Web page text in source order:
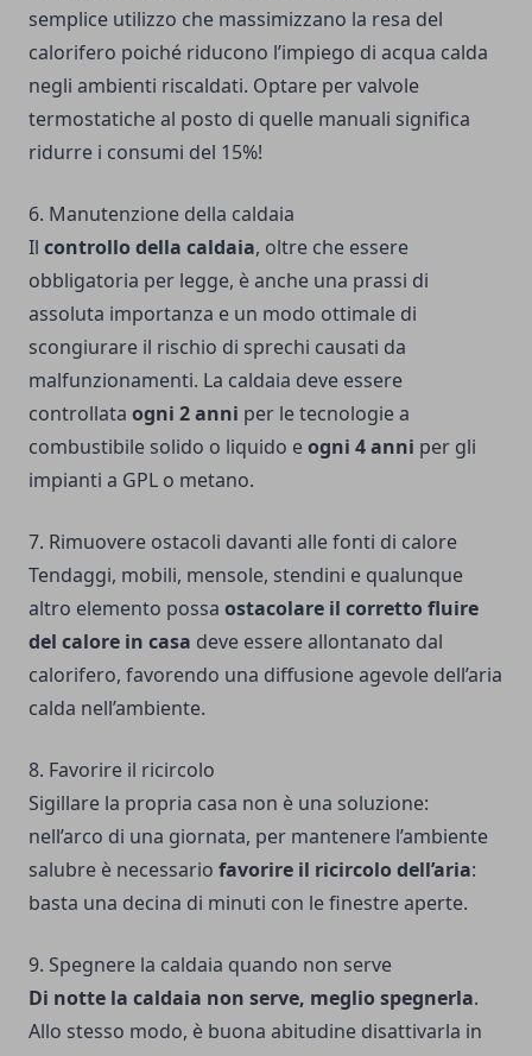
semplice utilizzo che massimizzano la resa del
calorifero poiché riducono l’impiego di acqua calda
negli ambienti riscaldati. Optare per valvole
termostatiche al posto di quelle manuali significa
ridurre i consumi del 15%!
6. Manutenzione della caldaia
Il controllo della caldaia, oltre che essere
obbligatoria per legge, è anche una prassi di
assoluta importanza e un modo ottimale di
scongiurare il rischio di sprechi causati da
malfunzionamenti. La caldaia deve essere
controllata ogni 2 anni per le tecnologie a
combustibile solido o liquido eogni 4 anni per gli
impianti a GPL o metano.
7. Rimuovere ostacoli davanti alle fonti di calore
Tendaggi, mobili, mensole, stendini e qualunque
altro elemento possa ostacolare il corretto fluire
del calore in casa deve essere allontanato dal
calorifero, favorendo una diffusione agevole dell’aria
calda nell’ambiente.
8. Favorire il ricircolo
Sigillare la propria casa non è una soluzione:
nell’arco di una giornata, per mantenere l’ambiente
salubre è necessario favorire il ricircolo dell’aria:
basta una decina di minuti con le finestre aperte.
9. Spegnere la caldaia quando non serve
Di notte la caldaia non serve, meglio spegnerla.
Allo stesso modo, è buona abitudine disattivarla in